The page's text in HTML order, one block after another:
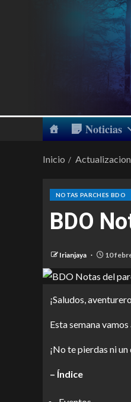
Noticias
Inicio
NOTAS PARCHES BDO
BDO
Irianjaya 10
¡Saludos,
Esta semana
¡No te pierdas ni
– Índice